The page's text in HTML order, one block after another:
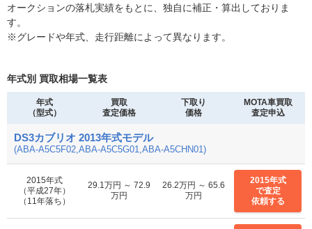
オークションの落札実績をもとに、独自に補正・算出しておりま
す。
※グレードや年式、走行距離によって異なります。
年式別 買取相場一覧表
年式
（型式）
買取
査定価格
下取り
価格
MOTA車買取
査定申込
DS3カブリオ 2013年式モデル
(ABA-A5C5F02,ABA-A5C5G01,ABA-A5CHN01)
2015年式
（平成27年）
（11年落ち）
29.1万円 ～ 72.9
万円
26.2万円 ～ 65.6
万円
2015年式
で査定
依頼する